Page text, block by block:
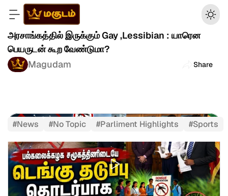
அரசாங்கத்தில் இருக்கும் Gay ,Lessibian : யாரென
பெயருடன் கூற வேண்டுமா?
Magudam
Share
#News #No Topic #Parliment Highlights #Sports